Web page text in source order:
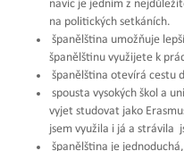
navíc je jedním z
na politických setkáních.
španělština umožňuje
španělštinu využijete k
španělština otevírá cestu
spousta vysokých škol a
vyjet studovat jako
jsem využila i já a strávila
španělština je